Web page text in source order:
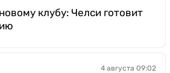
клубу: Челси готовит
4 августа 09:02